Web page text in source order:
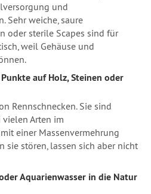
und
Sehr weiche, saure
oder sterile Scapes sind für
weil Gehäuse und
auf Holz, Steinen oder
Rennschnecken. Sie sind
Arten im
einer Massenvermehrung
sie stören, lassen sich aber nicht
Aquarienwasser in die Natur